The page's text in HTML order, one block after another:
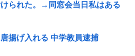
られた。→同窓会当日私はある
揚げ入れる 中学教員逮捕